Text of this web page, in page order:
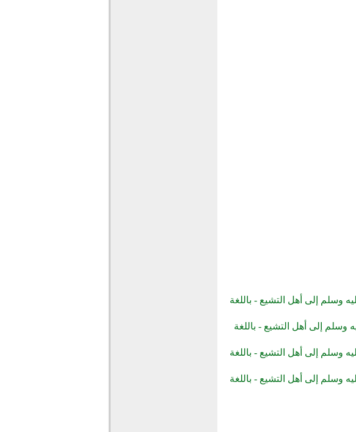
وسلم إلى أهل التشيع - باللغة
إلى أهل التشيع - باللغة
وسلم إلى أهل التشيع - باللغة
وسلم إلى أهل التشيع - باللغة